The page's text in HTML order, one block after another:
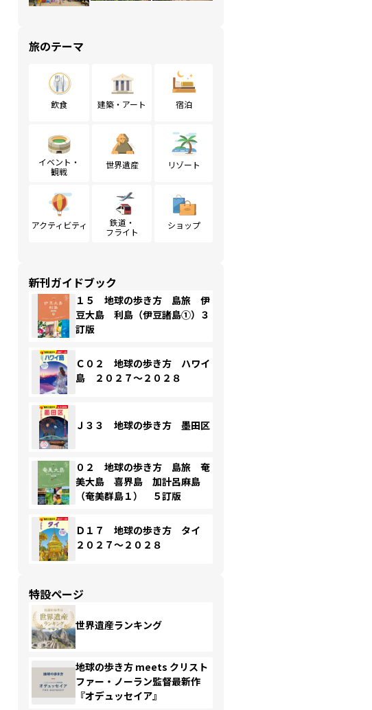
旅のテーマ
飲食 建築・アート 宿泊
イベント・
観戦
世界遺産 リゾート
アクティビティ
鉄道・
フライト
ショップ
新刊ガイドブック
１５ 地球の歩き方 島旅 伊
豆大島 利島（伊豆諸島①）３
訂版
Ｃ０２ 地球の歩き方 ハワイ
島 ２０２７～２０２８
Ｊ３３ 地球の歩き方 墨田区
０２ 地球の歩き方 島旅 奄
美大島 喜界島 加計呂麻島
（奄美群島１） ５訂版
Ｄ１７ 地球の歩き方 タイ
２０２７～２０２８
特設ページ
世界遺産ランキング
地球の歩き方 meets クリスト
ファー・ノーラン監督最新作
『オデュッセイア』